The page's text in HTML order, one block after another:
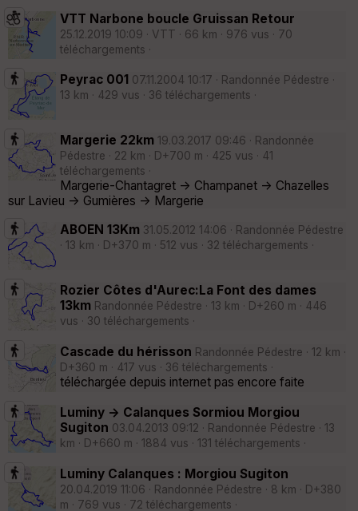
VTT Narbone boucle Gruissan Retour
25.12.2019 10:09 · VTT · 66 km · 976 vus · 70
téléchargements ·
Peyrac 001 07.11.2004 10:17 · Randonnée Pédestre ·
13 km · 429 vus · 36 téléchargements ·
Margerie 22km 19.03.2017 09:46 · Randonnée
Pédestre · 22 km · D+700 m · 425 vus · 41
téléchargements ·
Margerie-Chantagret -> Champanet -> Chazelles
sur Lavieu -> Gumières -> Margerie
ABOEN 13Km 31.05.2012 14:06 · Randonnée Pédestre
· 13 km · D+370 m · 512 vus · 32 téléchargements ·
Rozier Côtes d'Aurec:La Font des dames
13km Randonnée Pédestre · 13 km · D+260 m · 446
vus · 30 téléchargements ·
Cascade du hérisson Randonnée Pédestre · 12 km ·
D+360 m · 417 vus · 36 téléchargements ·
téléchargée depuis internet pas encore faite
Luminy -> Calanques Sormiou Morgiou
Sugiton 03.04.2013 09:12 · Randonnée Pédestre · 13
km · D+660 m · 1884 vus · 131 téléchargements ·
Luminy Calanques : Morgiou Sugiton
20.04.2019 11:06 · Randonnée Pédestre · 8 km · D+380
m · 769 vus · 72 téléchargements ·